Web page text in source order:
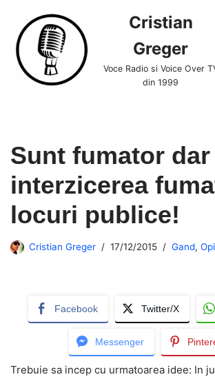
Skip
to
content
Cristian
Greger
Voce Radio si Voice Over
din 1999
Sunt fumator
interzicerea
locuri publice!
Cristian Greger 17/12/2015 Gand,
Facebook Twitter/X
Messenger
Trebuie sa incep cu urmatoarea idee: In